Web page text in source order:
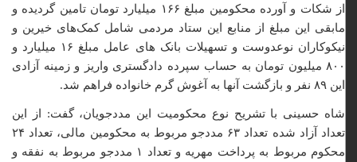
از شکات و آورده محکومین مبلغ ۱۶۶ میلیارد تومان تامین گردیده و
مابقی این مبلغ از منابع این ستاد مردمی شامل کمک‌های خیرین و
نیکوکاران نوعدوست و تسهیلات بانک های عامل مبلغ ۱۶ میلیارد و
۸۰۰ میلیون تومان به حساب سپرده دادگستری واریز و زمینه آزادی
این ۸۹ نفر و بازگشت آنها به آغوش گرم خانواده فراهم شد.
شاه حسینی با تشریح نوع محکومیت این مددجویان، گفت: از این
تعداد آزاد شده تعداد ۶۳ مددجو مربوط به محکومین مالی، تعداد ۲۴
محکوم مربوط به پرداخت مهریه و تعداد ۱ مددجو مربوط به نفقه و